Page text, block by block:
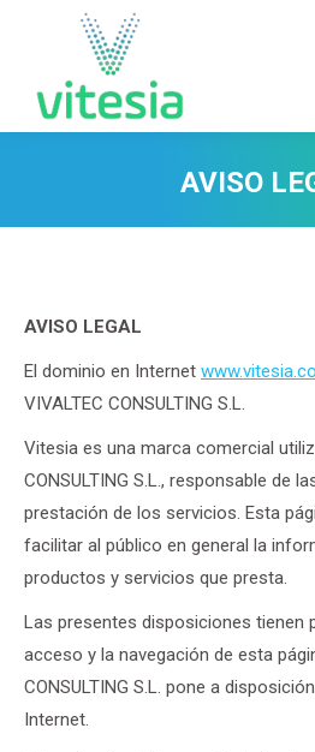
AVISO
AVISO LEGAL
El dominio en Internet
VIVALTEC CONSULTING S.L.
Vitesia es una marca comercial
CONSULTING S.L., responsable de
prestación de los servicios. Esta
facilitar al público en general la
productos y servicios que presta.
Las presentes disposiciones tienen
acceso y la navegación de esta
CONSULTING S.L. pone a
Internet.